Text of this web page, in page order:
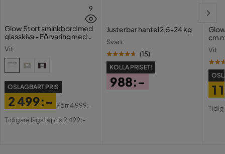
9
Glow Stort sminkbord med
glasskiva - Förvaring med
Vit
OSLAGBART PRIS
Pris
2 499:-
Original
Förr4 999:-
Tidigare lägsta pris 2 499:-
Justerbar hantel 2,5-24 kg
Svart
(15)
KOLLA PRISET!
988:-
cm
Vit
1